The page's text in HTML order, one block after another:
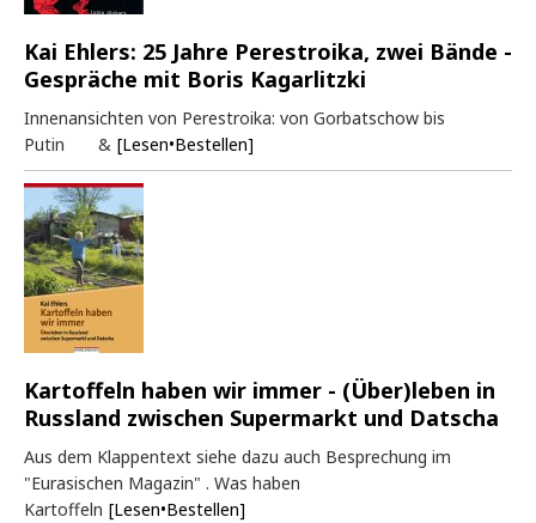
Kai Ehlers: 25 Jahre Perestroika, zwei Bände -
Gespräche mit Boris Kagarlitzki
Innenansichten von Perestroika: von Gorbatschow bis
Putin & [Lesen•Bestellen]
Kartoffeln haben wir immer - (Über)leben in
Russland zwischen Supermarkt und Datscha
Aus dem Klappentext siehe dazu auch Besprechung im
"Eurasischen Magazin" . Was haben
Kartoffeln [Lesen•Bestellen]